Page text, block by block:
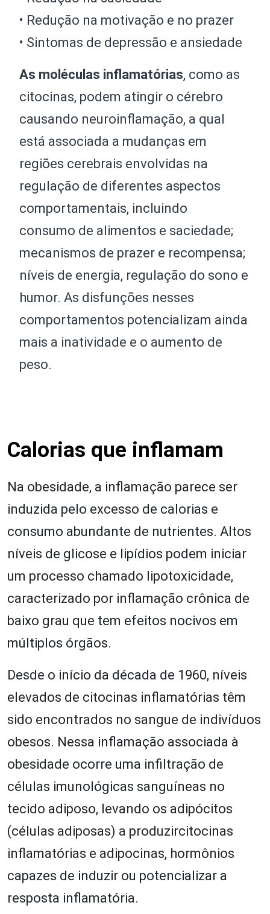
• Redução na motivação e no prazer
• Sintomas de depressão e ansiedade
As moléculas inflamatórias, como as
citocinas, podem atingir o cérebro
causando neuroinflamação, a qual
está associada a mudanças em
regiões cerebrais envolvidas na
regulação de diferentes aspectos
comportamentais, incluindo
consumo de alimentos e saciedade;
mecanismos de prazer e recompensa;
níveis de energia, regulação do sono e
humor. As disfunções nesses
comportamentos potencializam ainda
mais a inatividade e o aumento de
peso.
Calorias que inflamam
Na obesidade, a inflamação parece ser
induzida pelo excesso de calorias e
consumo abundante de nutrientes. Altos
níveis de glicose e lipídios podem iniciar
um processo chamado lipotoxicidade,
caracterizado por inflamação crônica de
baixo grau que tem efeitos nocivos em
múltiplos órgãos.
Desde o início da década de 1960, níveis
elevados de citocinas inflamatórias têm
sido encontrados no sangue de indivíduos
obesos. Nessa inflamação associada à
obesidade ocorre uma infiltração de
células imunológicas sanguíneas no
tecido adiposo, levando os adipócitos
(células adiposas) a produzircitocinas
inflamatórias e adipocinas, hormônios
capazes de induzir ou potencializar a
resposta inflamatória.